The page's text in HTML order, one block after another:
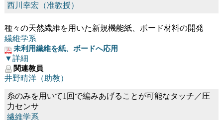
西川幸宏（准教授）
種々の天然繊維を用いた新規機能紙、ボード材料の開発
繊維学系
未利用繊維を紙、ボードへ応用
▼詳細
関連教員
井野晴洋（助教）
糸のみを用いて1回で編みあげることが可能なタッチ／圧
力センサ
繊維学系